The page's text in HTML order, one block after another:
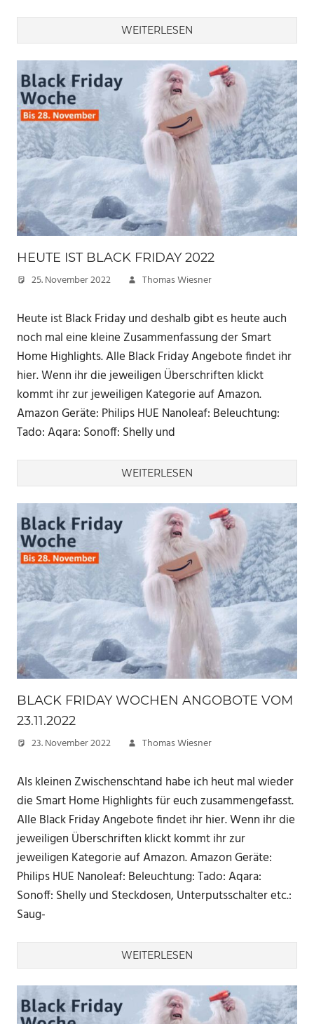
WEITERLESEN
HEUTE IST BLACK FRIDAY 2022
25. November 2022 Thomas Wiesner
Heute ist Black Friday und deshalb gibt es heute auch
noch mal eine kleine Zusammenfassung der Smart
Home Highlights. Alle Black Friday Angebote findet ihr
hier. Wenn ihr die jeweiligen Überschriften klickt
kommt ihr zur jeweiligen Kategorie auf Amazon.
Amazon Geräte: Philips HUE Nanoleaf: Beleuchtung:
Tado: Aqara: Sonoff: Shelly und
WEITERLESEN
BLACK FRIDAY WOCHEN ANGOBOTE VOM
23.11.2022
23. November 2022 Thomas Wiesner
Als kleinen Zwischenschtand habe ich heut mal wieder
die Smart Home Highlights für euch zusammengefasst.
Alle Black Friday Angebote findet ihr hier. Wenn ihr die
jeweiligen Überschriften klickt kommt ihr zur
jeweiligen Kategorie auf Amazon. Amazon Geräte:
Philips HUE Nanoleaf: Beleuchtung: Tado: Aqara:
Sonoff: Shelly und Steckdosen, Unterputsschalter etc.:
Saug-
WEITERLESEN